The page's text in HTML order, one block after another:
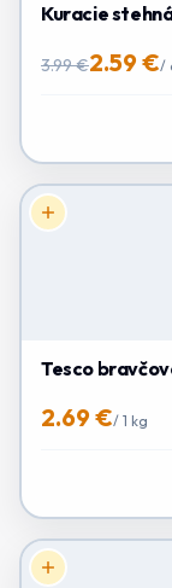
Kuracie
3.99 €2.59 €/
Tesco
2.69 €/ 1 kg